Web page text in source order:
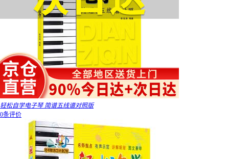
轻松自学电子琴 简谱五线谱对照版
0条评价